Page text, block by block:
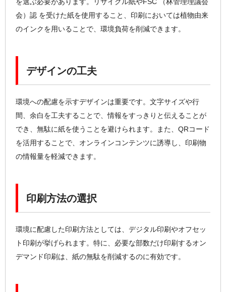
会）認 を受けた紙を使用すること、印刷においては植物由来
のインクを用いることで、環境負荷を削減できます。
デザインの工夫
環境への配慮を示すデザインは重要です。文字サイズや行
間、余白を工夫することで、情報をすっきりと伝えることが
でき、無駄に紙を使うことを避けられます。また、QRコード
を活用することで、オンラインコンテンツに誘導し、印刷物
の情報量を軽減できます。
印刷方法の選択
環境に配慮した印刷方法としては、デジタル印刷やオフセッ
ト印刷が挙げられます。特に、必要な部数だけ印刷するオン
デマンド印刷は、紙の無駄を削減するのに有効です。